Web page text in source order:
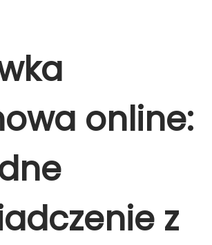
online:
z